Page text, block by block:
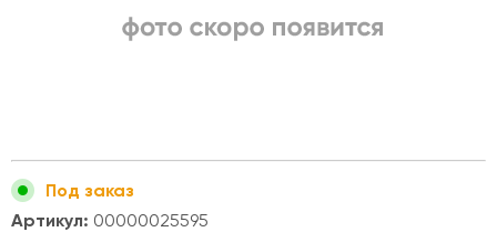
Под заказ
Артикул: 00000025595